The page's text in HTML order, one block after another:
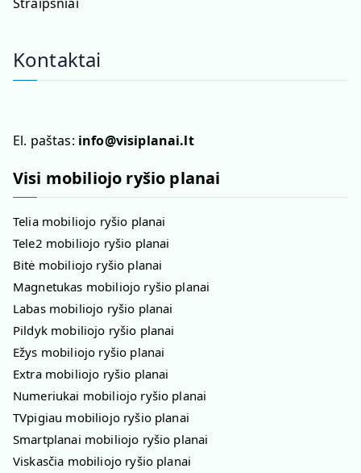
Kontaktai
El. paštas: info@visiplanai.lt
Visi mobiliojo ryšio planai
Telia mobiliojo ryšio planai
Tele2 mobiliojo ryšio planai
Bitė mobiliojo ryšio planai
Magnetukas mobiliojo ryšio planai
Labas mobiliojo ryšio planai
Pildyk mobiliojo ryšio planai
Ežys mobiliojo ryšio planai
Extra mobiliojo ryšio planai
Numeriukai mobiliojo ryšio planai
TVpigiau mobiliojo ryšio planai
Smartplanai mobiliojo ryšio planai
Viskasčia mobiliojo ryšio planai